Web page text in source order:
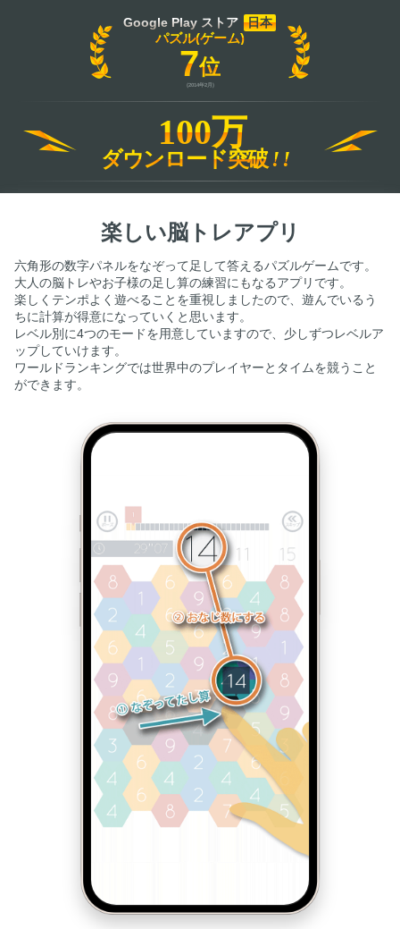
Google Play ストア 日本
パズル(ゲーム)
7位
(2014年2月)
100万
ダウンロード突破 !!
楽しい脳トレアプリ
六角形の数字パネルをなぞって足して答えるパズルゲームです。
大人の脳トレやお子様の足し算の練習にもなるアプリです。
楽しくテンポよく遊べることを重視しましたので、遊んでいるう
ちに計算が得意になっていくと思います。
レベル別に4つのモードを用意していますので、少しずつレベルア
ップしていけます。
ワールドランキングでは世界中のプレイヤーとタイムを競うこと
ができます。